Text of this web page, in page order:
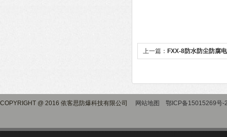
上一篇： FXX-8防水防尘防腐
COPYRIGHT @ 2016 依客思防爆科技有限公司 网站地图 鄂ICP备15015269号-